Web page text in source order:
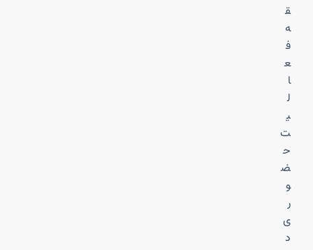
ق
ه
ف
ع
ا
ل
ی
ت
ح
ض
و
ر
ی
د